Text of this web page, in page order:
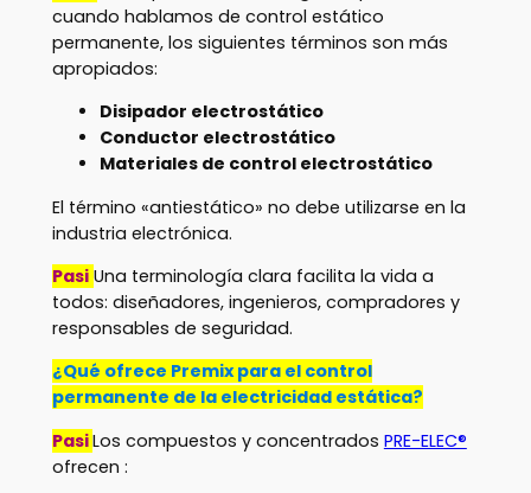
cuando hablamos de control estático
permanente, los siguientes términos son más
apropiados:
Disipador electrostático
Conductor electrostático
Materiales de control electrostático
El término «antiestático» no debe utilizarse en la
industria electrónica.
Pasi Una terminología clara facilita la vida a
todos: diseñadores, ingenieros, compradores y
responsables de seguridad.
¿Qué ofrece Premix para el control
permanente de la electricidad estática?
PasiLos compuestos y concentrados PRE-ELEC®
ofrecen :